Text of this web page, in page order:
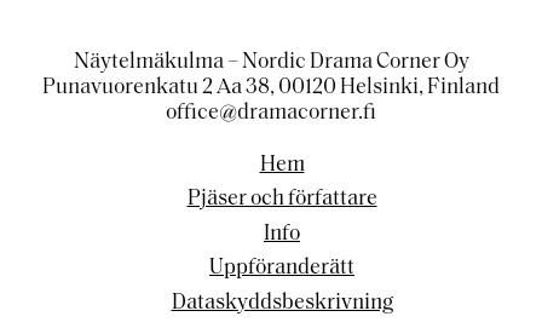
Näytelmäkulma – Nordic Drama Corner Oy
Punavuorenkatu 2 Aa 38, 00120 Helsinki, Finland
office@dramacorner.fi
Hem
Pjäser och författare
Info
Uppföranderätt
Dataskyddsbeskrivning